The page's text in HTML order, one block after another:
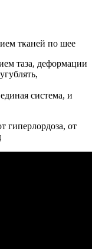
тканей по шее
таза, деформации
система, и
гиперлордоза, от